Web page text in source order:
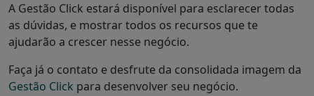
A Gestão Click estará disponível para esclarecer todas
as dúvidas, e mostrar todos os recursos que te
ajudarão a crescer nesse negócio.
Faça já o contato e desfrute da consolidada imagem da
Gestão Click para desenvolver seu negócio.